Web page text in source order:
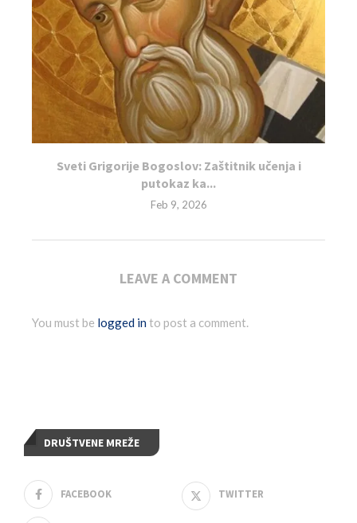
Sveti Grigorije Bogoslov: Zaštitnik učenja i
putokaz ka...
Feb 9, 2026
LEAVE A COMMENT
You must be logged into post a comment.
DRUŠTVENE MREŽE
FACEBOOK TWITTER